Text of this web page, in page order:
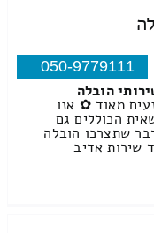
050-9779111
הובלה
מאוד ✿ אנו
הכוללים גם
שתצרכו הובלה
שירות אדיב